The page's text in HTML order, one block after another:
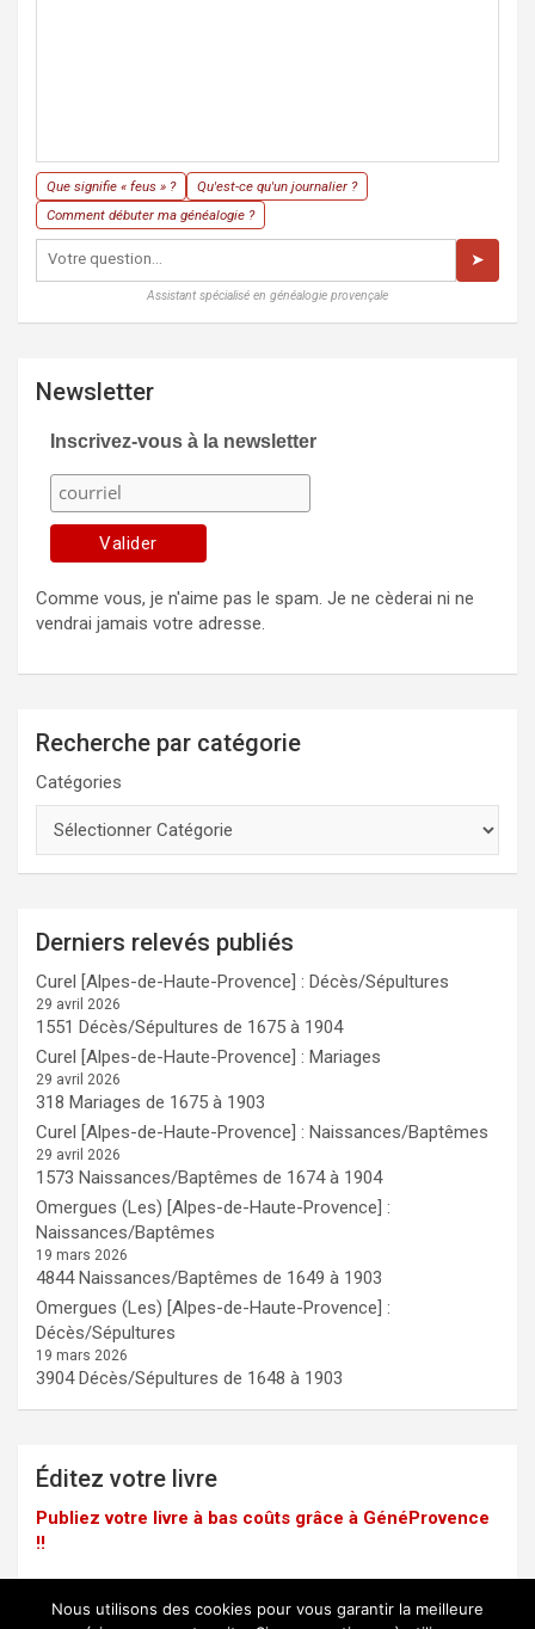
Que signifie « feus » ?
Qu'est-ce qu'un journalier ?
Comment débuter ma généalogie ?
➤
Assistant spécialisé en généalogie provençale
Newsletter
Inscrivez-vous à la newsletter
Comme vous, je n'aime pas le spam. Je ne cèderai ni ne
vendrai jamais votre adresse.
Recherche par catégorie
Catégories
Derniers relevés publiés
Curel [Alpes-de-Haute-Provence] : Décès/Sépultures
29 avril 2026
1551 Décès/Sépultures de 1675 à 1904
Curel [Alpes-de-Haute-Provence] : Mariages
29 avril 2026
318 Mariages de 1675 à 1903
Curel [Alpes-de-Haute-Provence] : Naissances/Baptêmes
29 avril 2026
1573 Naissances/Baptêmes de 1674 à 1904
Omergues (Les) [Alpes-de-Haute-Provence] :
Naissances/Baptêmes
19 mars 2026
4844 Naissances/Baptêmes de 1649 à 1903
Omergues (Les) [Alpes-de-Haute-Provence] :
Décès/Sépultures
19 mars 2026
3904 Décès/Sépultures de 1648 à 1903
Éditez votre livre
Publiez votre livre à bas coûts grâce à GénéProvence
!!
Nous utilisons des cookies pour vous garantir la meilleure